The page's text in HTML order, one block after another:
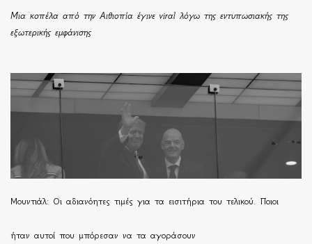
Μια κοπέλα από την Αιθιοπία έγινε viral λόγω της εντυπωσιακής της
εξωτερικής εμφάνισης
Μουντιάλ: Οι αδιανόητες τιμές για τα εισιτήρια του τελικού. Ποιοι
ήταν αυτοί που μπόρεσαν να τα αγοράσουν